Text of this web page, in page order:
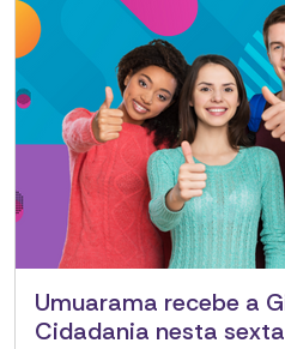
Umuarama recebe a
Cidadania nesta